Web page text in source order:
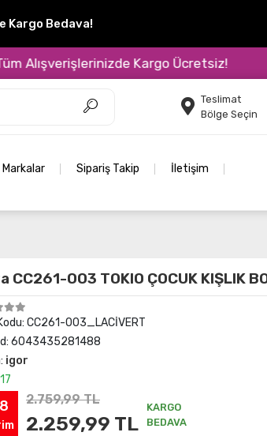
Kargo Bedava!
Alışverişlerinizde Kargo Ücretsiz!
Teslimat
Bölge Seçin
Markalar Sipariş Takip İletişim
CC261-003 TOKIO ÇOCUK KIŞLIK
CC261-003_LACİVERT
6043435281488
igor
17
2.759,99 TL
2.259,99 TL
KARGO
BEDAVA